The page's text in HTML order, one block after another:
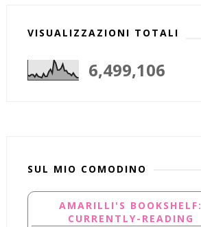
VISUALIZZAZIONI TOTALI
6,499,106
SUL MIO COMODINO
AMARILLI'S BOOKSHELF:
CURRENTLY-READING